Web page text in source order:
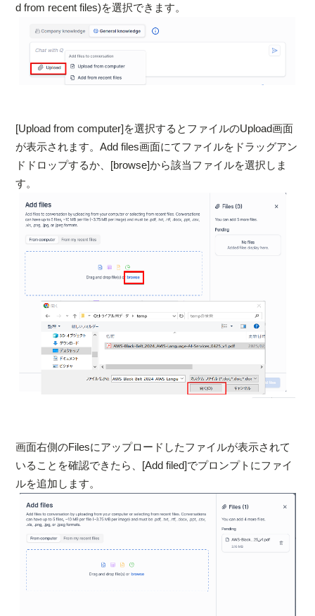
d from recent files)を選択できます。
[Upload from computer]を選択するとファイルのUpload画面
が表示されます。Add files画面にてファイルをドラッグアン
ドドロップするか、[browse]から該当ファイルを選択しま
す。
画面右側のFilesにアップロードしたファイルが表示されて
いることを確認できたら、[Add filed]でプロンプトにファイ
ルを追加します。